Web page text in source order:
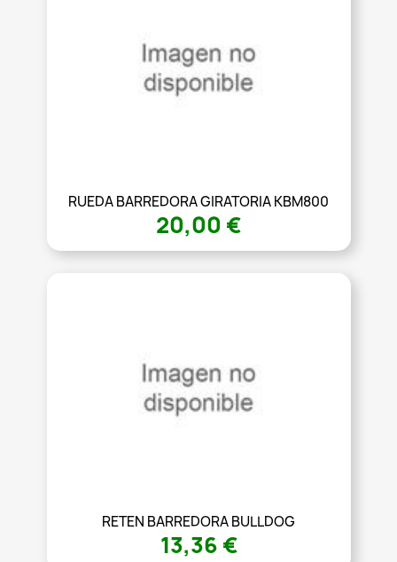
RUEDA BARREDORA GIRATORIA KBM800
20,00 €
RETEN BARREDORA BULLDOG
13,36 €